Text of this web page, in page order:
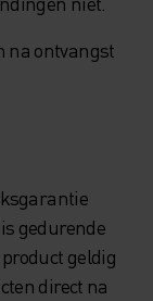
na ontvangst
gedurende
geldig
direct na